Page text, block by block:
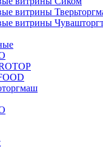
витрины
витрины